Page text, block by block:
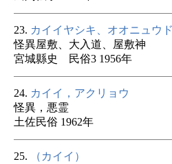
23. カイイヤシキ、オオニュウ
怪異屋敷、大入道、屋敷神
宮城縣史 民俗3 1956年
24. カイイ，アクリョウ
怪異，悪霊
土佐民俗 1962年
25.
（カイイ）